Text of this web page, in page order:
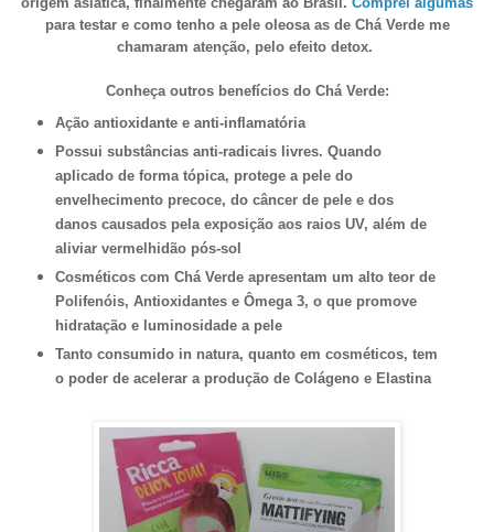
para testar e como tenho a pele oleosa as de Chá Verde me
chamaram atenção, pelo efeito detox.
Conheça outros benefícios do Chá Verde:
Ação antioxidante e anti-inflamatória
Possui substâncias anti-radicais livres. Quando
aplicado de forma tópica, protege a pele do
envelhecimento precoce, do câncer de pele e dos
danos causados pela exposição aos raios UV, além de
aliviar vermelhidão pós-sol
Cosméticos com Chá Verde apresentam um alto teor de
Polifenóis, Antioxidantes e Ômega 3, o que promove
hidratação e luminosidade a pele
Tanto consumido in natura, quanto em cosméticos, tem
o poder de acelerar a produção de Colágeno e Elastina